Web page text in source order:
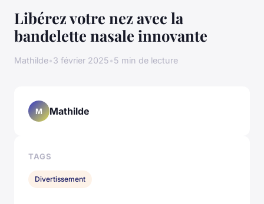
Libérez votre nez avec la
bandelette nasale innovante
Mathilde•3 février 2025•5 min de lecture
M Mathilde
TAGS
Divertissement